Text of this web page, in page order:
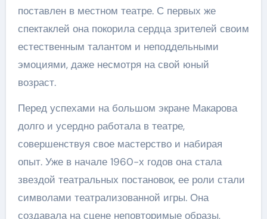
поставлен в местном театре. С первых же
спектаклей она покорила сердца зрителей своим
естественным талантом и неподдельными
эмоциями, даже несмотря на свой юный
возраст.
Перед успехами на большом экране Макарова
долго и усердно работала в театре,
совершенствуя свое мастерство и набирая
опыт. Уже в начале 1960-х годов она стала
звездой театральных постановок, ее роли стали
символами театрализованной игры. Она
создавала на сцене неповторимые образы,